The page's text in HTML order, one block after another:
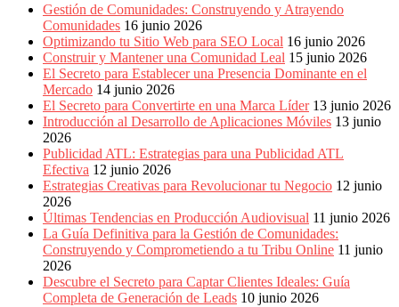
Gestión de Comunidades: Construyendo y Atrayendo
Comunidades 16 junio 2026
Optimizando tu Sitio Web para SEO Local 16 junio 2026
Construir y Mantener una Comunidad Leal 15 junio 2026
El Secreto para Establecer una Presencia Dominante en el
Mercado 14 junio 2026
El Secreto para Convertirte en una Marca Líder 13 junio 2026
Introducción al Desarrollo de Aplicaciones Móviles 13 junio
2026
Publicidad ATL: Estrategias para una Publicidad ATL
Efectiva 12 junio 2026
Estrategias Creativas para Revolucionar tu Negocio 12 junio
2026
Últimas Tendencias en Producción Audiovisual 11 junio 2026
La Guía Definitiva para la Gestión de Comunidades:
Construyendo y Comprometiendo a tu Tribu Online 11 junio
2026
Descubre el Secreto para Captar Clientes Ideales: Guía
Completa de Generación de Leads 10 junio 2026